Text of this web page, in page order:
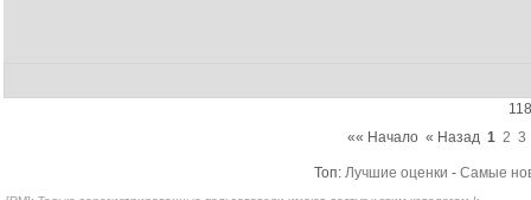
«« Начало « Назад 1 2 3
Топ: Лучшие оценки - Самые